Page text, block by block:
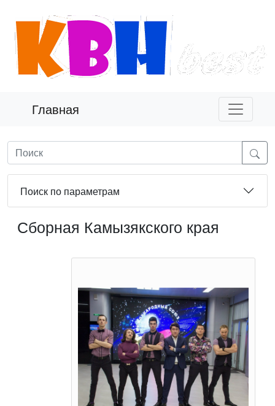
Главная
Поиск по параметрам
Сборная Камызякского края